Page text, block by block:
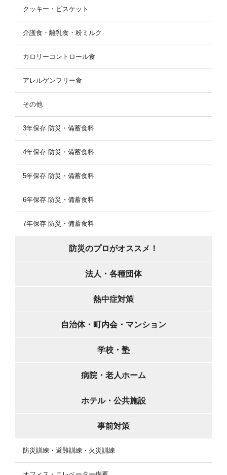
クッキー・ビスケット
介護食・離乳食・粉ミルク
カロリーコントロール食
アレルゲンフリー食
その他
3年保存 防災・備蓄食料
4年保存 防災・備蓄食料
5年保存 防災・備蓄食料
6年保存 防災・備蓄食料
7年保存 防災・備蓄食料
防災のプロがオススメ！
法人・各種団体
熱中症対策
自治体・町内会・マンション
学校・塾
病院・老人ホーム
ホテル・公共施設
事前対策
防災訓練・避難訓練・火災訓練